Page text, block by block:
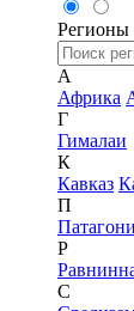
Регионы
А
Африка
Г
Гималаи
К
Кавказ
П
Р
С